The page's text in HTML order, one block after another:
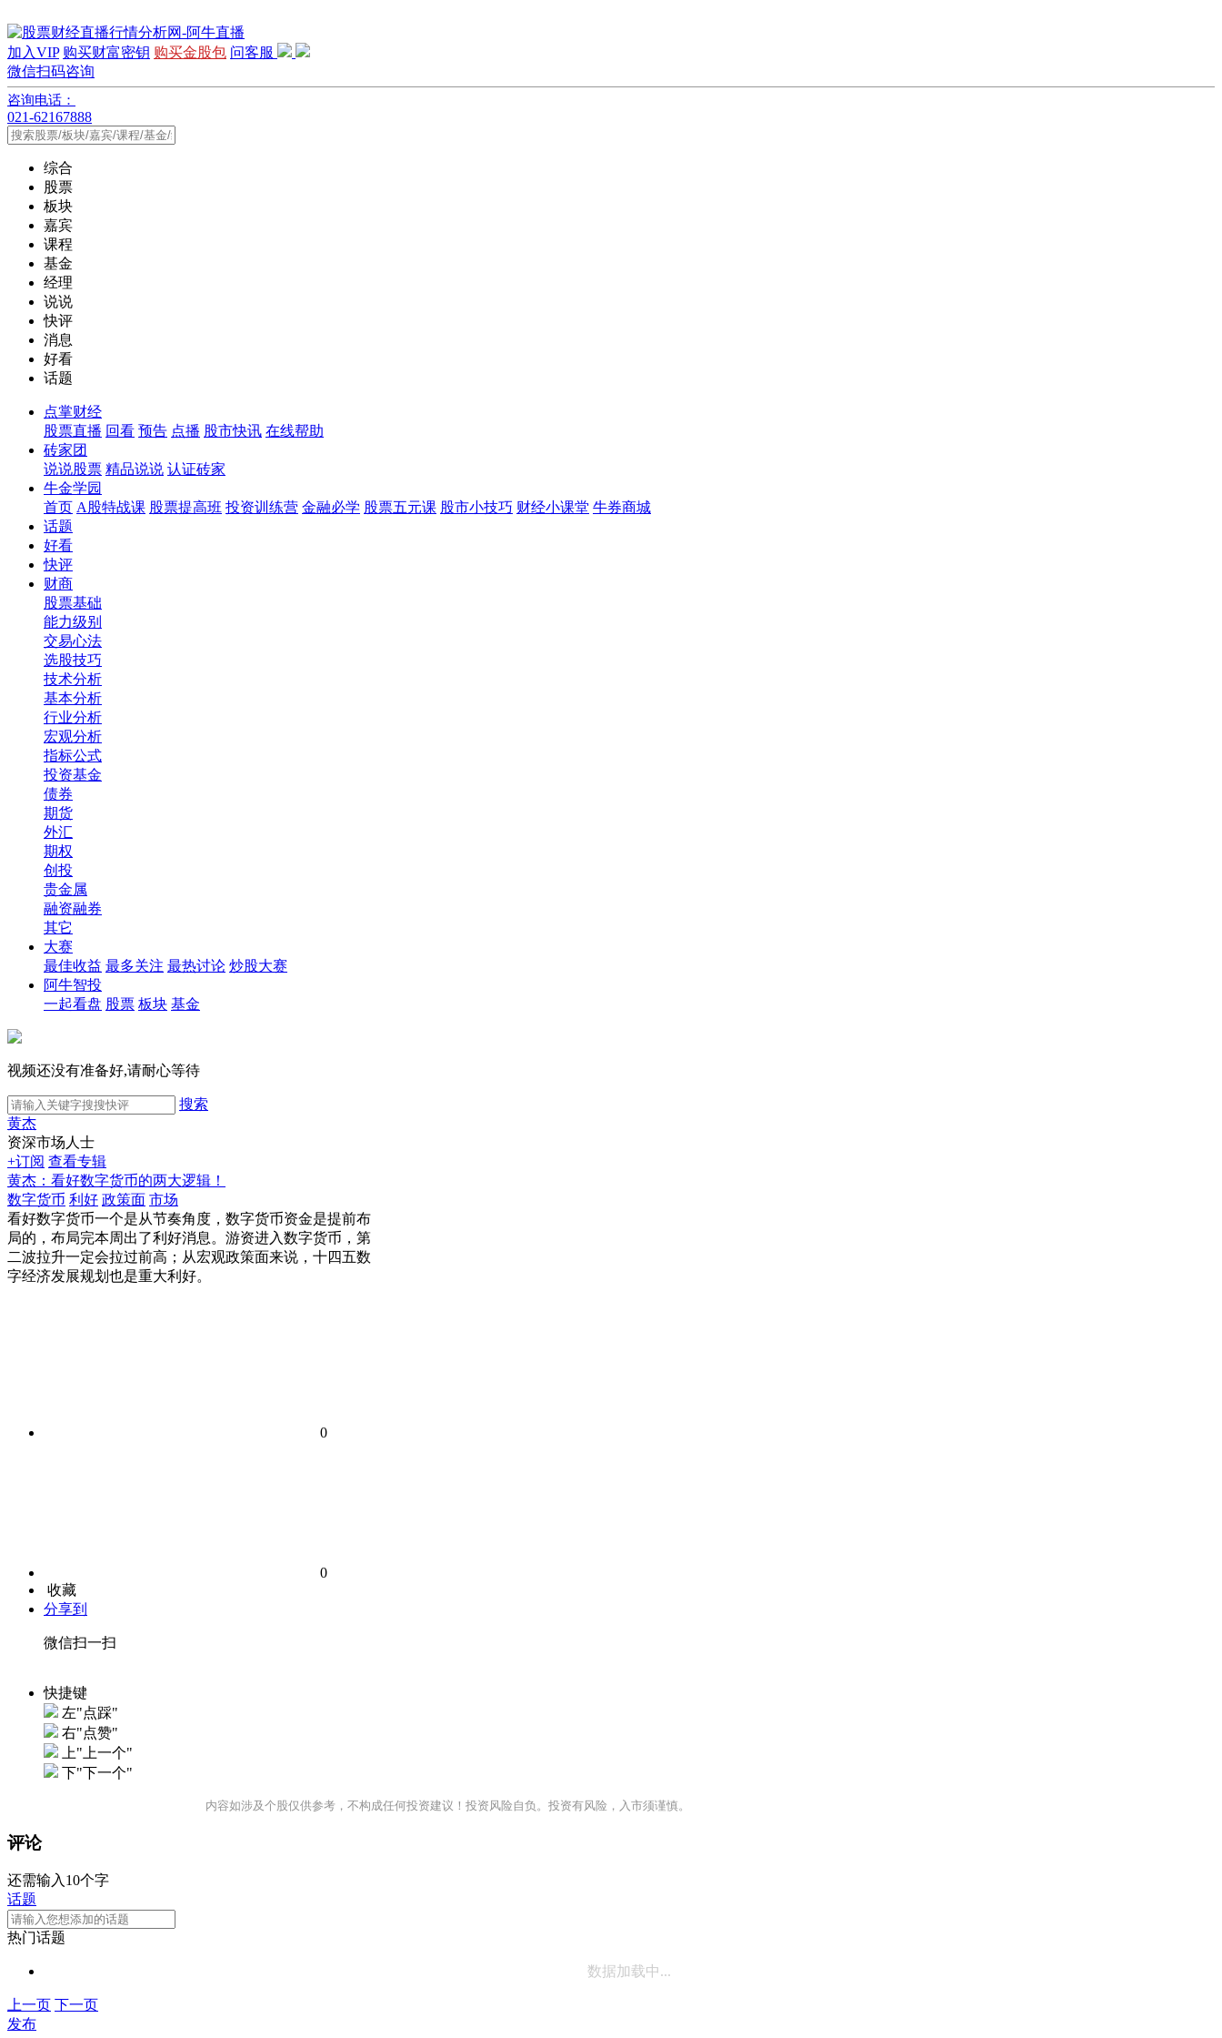
加入VIP 购买财富密钥 购买金股包 问客服
微信扫码咨询
咨询电话：
021-62167888
综合
股票
板块
嘉宾
课程
基金
经理
说说
快评
消息
好看
话题
点掌财经
股票直播 回看 预告 点播 股市快讯 在线帮助
砖家团
说说股票 精品说说 认证砖家
牛金学园
首页 A股特战课 股票提高班 投资训练营 金融必学 股票五元课 股市小技巧 财经小课堂 牛券商城
话题
好看
快评
财商
股票基础
能力级别
交易心法
选股技巧
技术分析
基本分析
行业分析
宏观分析
指标公式
投资基金
债券
期货
外汇
期权
创投
贵金属
融资融券
其它
大赛
最佳收益 最多关注 最热讨论 炒股大赛
阿牛智投
一起看盘 股票 板块 基金
视频还没有准备好,请耐心等待
搜索
黄杰
资深市场人士
+订阅 查看专辑
黄杰：看好数字货币的两大逻辑！
数字货币 利好 政策面 市场
看好数字货币一个是从节奏角度，数字货币资金是提前布
局的，布局完本周出了利好消息。游资进入数字货币，第
二波拉升一定会拉过前高；从宏观政策面来说，十四五数
字经济发展规划也是重大利好。
0
0
收藏
分享到
微信扫一扫
快捷键
左"点踩"
右"点赞"
上"上一个"
下"下一个"
内容如涉及个股仅供参考，不构成任何投资建议！投资风险自负。投资有风险，入市须谨慎。
评论
还需输入10个字
话题
热门话题
数据加载中...
上一页 下一页
发布